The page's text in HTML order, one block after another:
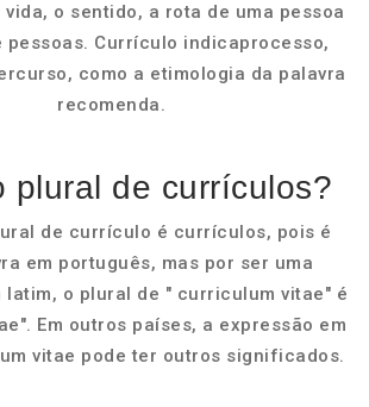
vida, o sentido, a rota de uma pessoa
pessoas. Currículo indicaprocesso,
como a etimologia da palavra
recomenda.
plural de currículos?
de currículo é currículos, pois é
em português, mas por ser uma
latim, o plural de " curriculum vitae" é
Em outros países, a expressão em
vitae pode ter outros significados.